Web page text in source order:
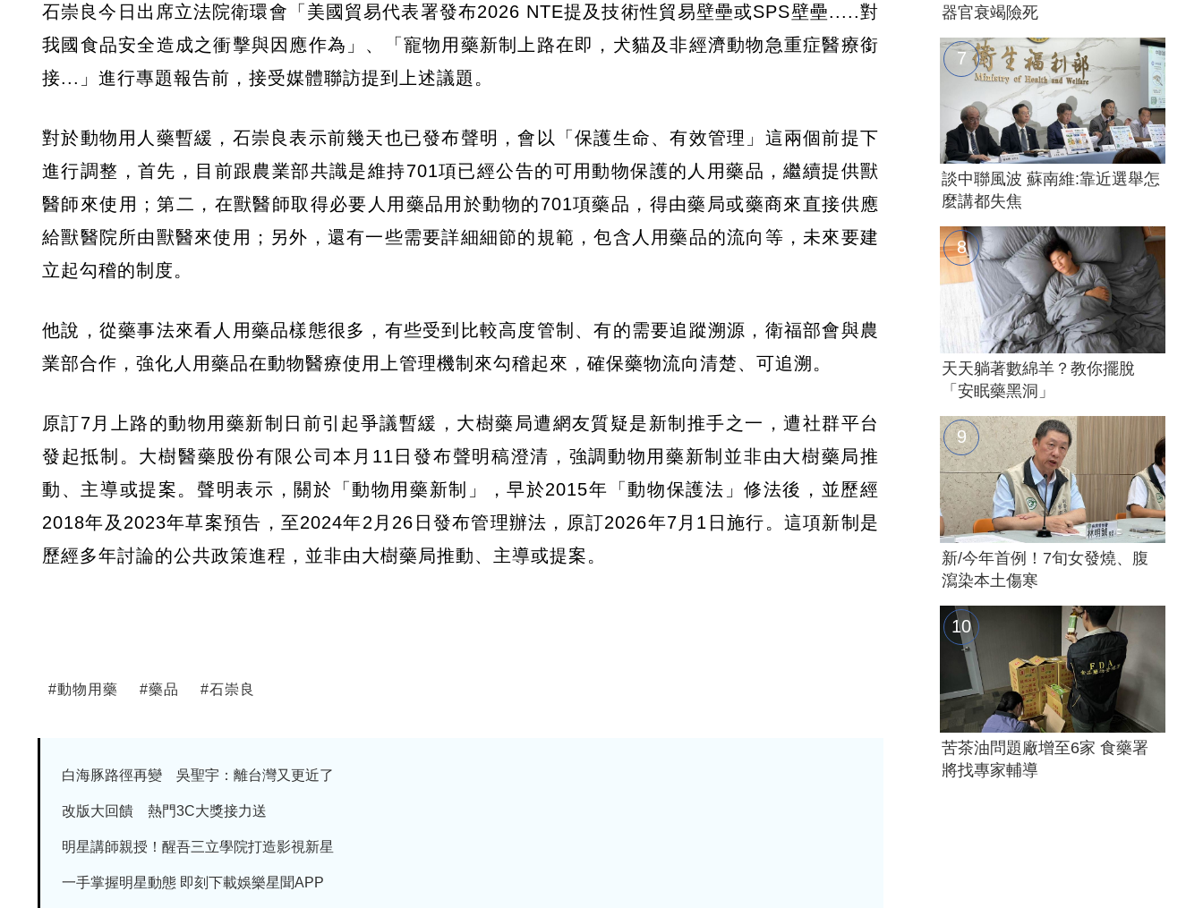
石崇良今日出席立法院衛環會「美國貿易代表署發布2026 NTE提及技術性貿易壁壘或SPS壁壘.....對
我國食品安全造成之衝擊與因應作為」、「寵物用藥新制上路在即，犬貓及非經濟動物急重症醫療銜
接...」進行專題報告前，接受媒體聯訪提到上述議題。
對於動物用人藥暫緩，石崇良表示前幾天也已發布聲明，會以「保護生命、有效管理」這兩個前提下
進行調整，首先，目前跟農業部共識是維持701項已經公告的可用動物保護的人用藥品，繼續提供獸
醫師來使用；第二，在獸醫師取得必要人用藥品用於動物的701項藥品，得由藥局或藥商來直接供應
給獸醫院所由獸醫來使用；另外，還有一些需要詳細細節的規範，包含人用藥品的流向等，未來要建
立起勾稽的制度。
他說，從藥事法來看人用藥品樣態很多，有些受到比較高度管制、有的需要追蹤溯源，衛福部會與農
業部合作，強化人用藥品在動物醫療使用上管理機制來勾稽起來，確保藥物流向清楚、可追溯。
原訂7月上路的動物用藥新制日前引起爭議暫緩，大樹藥局遭網友質疑是新制推手之一，遭社群平台
發起抵制。大樹醫藥股份有限公司本月11日發布聲明稿澄清，強調動物用藥新制並非由大樹藥局推
動、主導或提案。聲明表示，關於「動物用藥新制」，早於2015年「動物保護法」修法後，並歷經
2018年及2023年草案預告，至2024年2月26日發布管理辦法，原訂2026年7月1日施行。這項新制是
歷經多年討論的公共政策進程，並非由大樹藥局推動、主導或提案。
#動物用藥 #藥品 #石崇良
白海豚路徑再變 吳聖宇：離台灣又更近了
改版大回饋 熱門3C大獎接力送
明星講師親授！醒吾三立學院打造影視新星
一手掌握明星動態 即刻下載娛樂星聞APP
器官衰竭險死
談中聯風波 蘇南維:靠近選舉怎
麼講都失焦
天天躺著數綿羊？教你擺脫
「安眠藥黑洞」
新/今年首例！7旬女發燒、腹
瀉染本土傷寒
苦茶油問題廠增至6家 食藥署
將找專家輔導